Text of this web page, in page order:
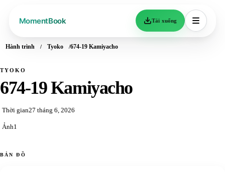
Tải xuống
Hành trình Tyoko 674-19 Kamiyacho
TYOKO
674-19 Kamiyacho
Thời gian27 tháng 6, 2026
Ảnh1
BẢN ĐỒ